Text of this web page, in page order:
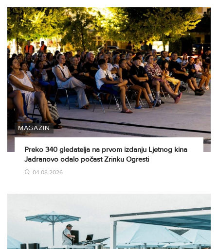
MAGAZIN
Preko 340 gledatelja na prvom izdanju Ljetnog kina
Jadranovo odalo počast Zrinku Ogresti
04.08.2026